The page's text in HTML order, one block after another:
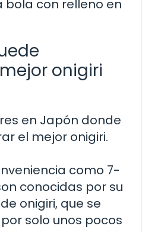
bola con relleno en
onigiri
en Japón donde
el mejor onigiri.
como 7-
conocidas por su
onigiri, que se
solo unos pocos